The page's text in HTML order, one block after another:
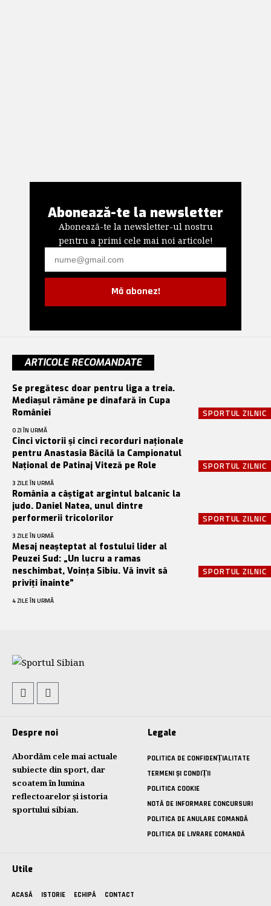
Abonează-te la newsletter
Abonează-te la newsletter-ul nostru
pentru a primi cele mai noi articole!
Mă abonez!
ARTICOLE RECOMANDATE
SPORTUL ZILNIC
Se pregătesc doar pentru liga a treia.
Mediașul rămâne pe dinafară în Cupa
României
O ZI ÎN URMĂ
SPORTUL ZILNIC
Cinci victorii și cinci recorduri naționale
pentru Anastasia Băcilă la Campionatul
Național de Patinaj Viteză pe Role
3 ZILE ÎN URMĂ
SPORTUL ZILNIC
România a câștigat argintul balcanic la
judo. Daniel Natea, unul dintre
performerii tricolorilor
3 ZILE ÎN URMĂ
SPORTUL ZILNIC
Mesaj neașteptat al fostului lider al
Peuzei Sud: „Un lucru a ramas
neschimbat, Voința Sibiu. Vă invit să
priviți înainte”
4 ZILE ÎN URMĂ
Despre noi
Abordăm cele mai actuale
subiecte din sport, dar
scoatem în lumina
reflectoarelor și istoria
sportului sibian.
Legale
POLITICA DE CONFIDENȚIALITATE
TERMENI ȘI CONDIȚII
POLITICA COOKIE
NOTĂ DE INFORMARE CONCURSURI
POLITICA DE ANULARE COMANDĂ
POLITICA DE LIVRARE COMANDĂ
Utile
ACASĂ ISTORIE ECHIPĂ CONTACT